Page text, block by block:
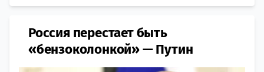
Россия перестает быть
«бензоколонкой» — Путин